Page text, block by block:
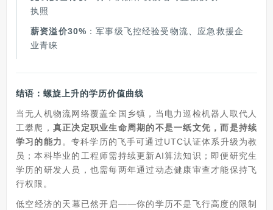
执照
薪资溢价30% ：军事级飞控经验受物流、应急救援企
业青睐
结语：螺旋上升的学历价值曲线
当无人机物流网络覆盖全国乡镇，当电力巡检机器人取代人
工攀爬， 真正决定职业生命周期的不是一纸文凭，而是持续
学习的能力 。专科学历的飞手可通过UTC认证体系升级为教
员；本科毕业的工程师需持续更新AI算法知识；即便研究生
学历的研发人员，也需每两年通过动态健康审查才能保持飞
行权限。
低空经济的天幕已然开启——你的学历不是飞行高度的限制